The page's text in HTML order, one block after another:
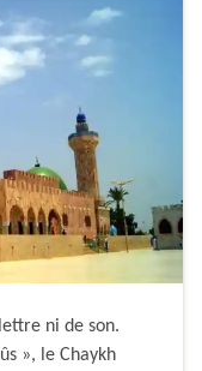
lettre ni de son.
», le Chaykh